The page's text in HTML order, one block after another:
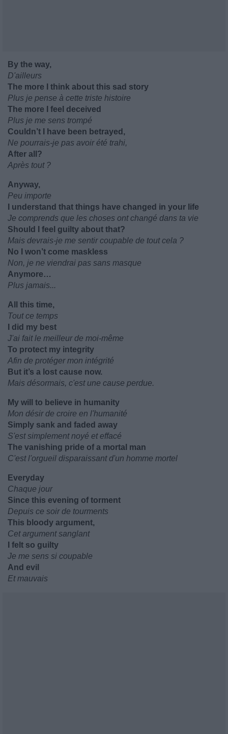
By the way,
D'ailleurs
The more I think about this sad story
Plus je pense à cette triste histoire
The more I feel deceived
Plus je me sens trompé
Couldn’t I have been betrayed,
Ne pourrais-je pas avoir été trahi,
After all?
Après tout ?
Anyway,
Peu importe
I understand that things have changed in your life
Je comprends que les choses ont changé dans ta vie
Should I feel guilty about that?
Mais devrais-je me sentir coupable de tout cela ?
No I won’t come maskless
Non, je ne viendrai pas sans masque
Anymore…
Plus jamais...
All this time,
Tout ce temps
I did my best
J'ai fait le meilleur de moi-même
To protect my integrity
Afin de protéger mon intégrité
But it’s a lost cause now.
Mais désormais, c'est une cause perdue.
My will to believe in humanity
Mon désir de croire en l'humanité
Simply sank and faded away
S'est simplement noyé et effacé
The vanishing pride of a mortal man
C'est l'orgueil disparaissant d'un homme mortel
Everyday
Chaque jour
Since this evening of torment
Depuis ce soir de tourments
This bloody argument,
Cet argument sanglant
I felt so guilty
Je me sens si coupable
And evil
Et mauvais